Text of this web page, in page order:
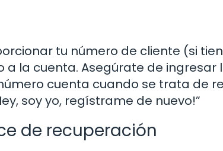
tu número de cliente (si
la cuenta. Asegúrate de ingresar
cuenta cuando se trata de
soy yo, regístrame de nuevo!”
de recuperación